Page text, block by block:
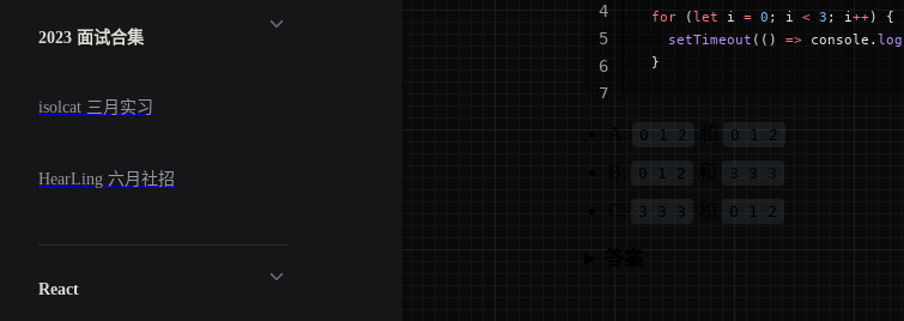
2023 面试合集
isolcat 三月实习
HearLing 六月社招
React
for (let i = 0 ; i < 3 ; i++) {
  setTimeout
(() => console. log
}
4
5
6
7
A: 0 1 2 和 0 1 2
0 1 2 3 3 3
C: 3 3 3 0 1 2
答案